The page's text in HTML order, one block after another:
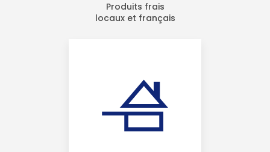
Produits frais
locaux et français